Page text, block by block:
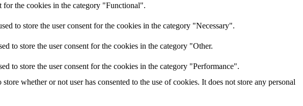
for the cookies in the category "Functional".
to store the user consent for the cookies in the category "Necessary".
to store the user consent for the cookies in the category "Other.
to store the user consent for the cookies in the category "Performance".
whether or not user has consented to the use of cookies. It does not store any personal